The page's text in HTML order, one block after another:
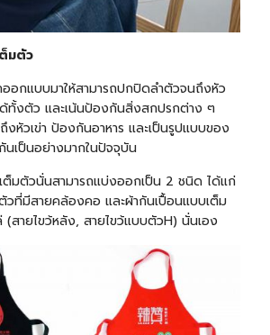
มตัว
อกแบบมาให้สามารถปกปิดลำตัวจนถึงหัว
ด้ทั้งตัว และเน้นป้องกันสิ่งสกปรกต่าง ๆ
หัวเข่า ป้องกันอาหาร และเป็นรูปแบบของ
นเป็นอย่างมากในปัจจุบัน
ต็มตัวนั่นสามารถแบ่งออกเป็น 2 ชนิด ได้แก่
วที่มีสายคล้องคอ และผ้ากันเปื้อนแบบเต็ม
สายไขว้หลัง, สายไขว้แบบตัวH) นั่นเอง